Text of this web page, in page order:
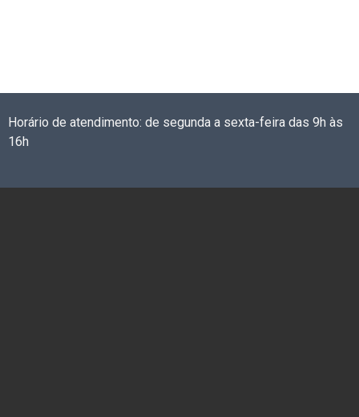
Horário de atendimento: de segunda a sexta-feira das 9h às
16h